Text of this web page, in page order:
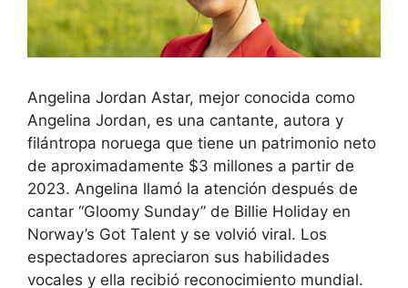
Angelina Jordan Astar, mejor conocida como
Angelina Jordan, es una cantante, autora y
filántropa noruega que tiene un patrimonio neto
de aproximadamente $3 millones a partir de
2023. Angelina llamó la atención después de
cantar “Gloomy Sunday” de Billie Holiday en
Norway’s Got Talent y se volvió viral. Los
espectadores apreciaron sus habilidades
vocales y ella recibió reconocimiento mundial.